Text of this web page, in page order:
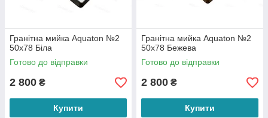
Гранітна мийка Aquaton №2
50х78 Біла
Готово до відправки
2 800 ₴
Купити
Гранітна мийка Aquaton №2
50х78 Бежева
Готово до відправки
2 800 ₴
Купити